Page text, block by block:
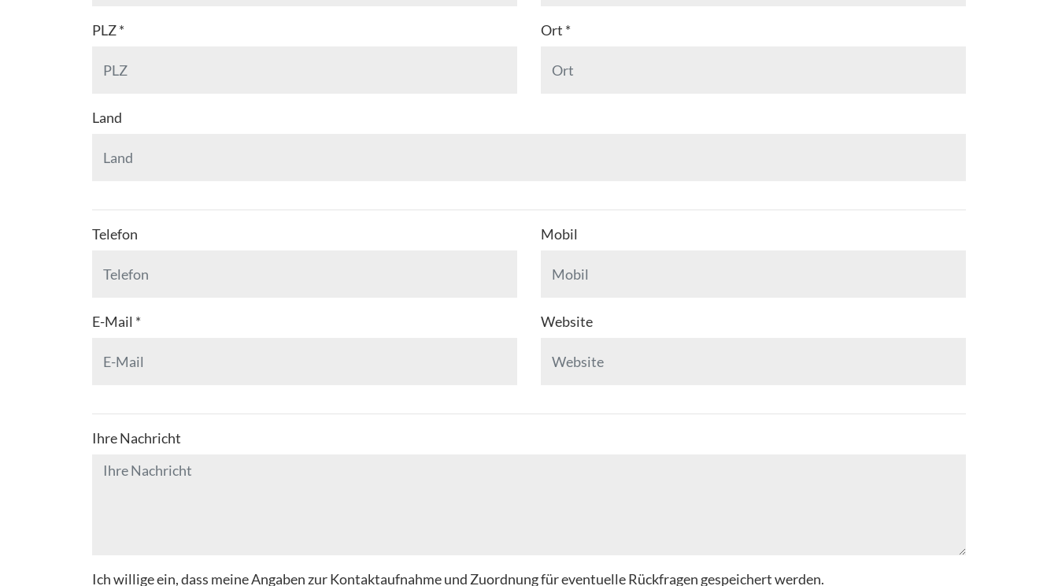
PLZ* Ort *
Land
Telefon Mobil
E-Mail * Website
Ihre Nachricht
Ich willige ein, dass meine Angaben zur Kontaktaufnahme und Zuordnung für eventuelle Rückfragen gespeichert werden.